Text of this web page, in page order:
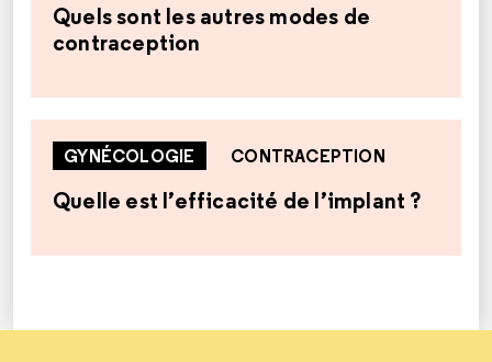
Quels sont les autres modes de
contraception
GYNÉCOLOGIE CONTRACEPTION
Quelle est l’efficacité de l’implant ?